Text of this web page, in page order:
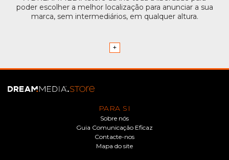
poder escolher a melhor localização para anunciar a sua
marca, sem intermediários, em qualquer altura.
+
PARA SI
Sobre nós
Guia Comunicação Eficaz
Contacte-nos
Mapa do site